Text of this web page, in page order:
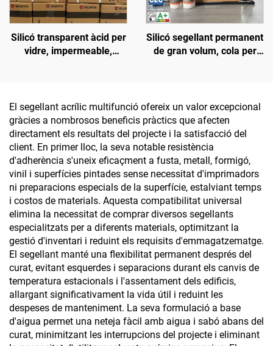
Silicó transparent àcid per
vidre, impermeable,
Silicó segellant permanent
de gran volum, cola per
silicó, duració de 9 mesos
El segellant acrílic multifunció ofereix un valor excepcional
gràcies a nombrosos beneficis pràctics que afecten
directament els resultats del projecte i la satisfacció del
client. En primer lloc, la seva notable resistència
d'adherència s'uneix eficaçment a fusta, metall, formigó,
vinil i superfícies pintades sense necessitat d'imprimadors
ni preparacions especials de la superfície, estalviant temps
i costos de materials. Aquesta compatibilitat universal
elimina la necessitat de comprar diversos segellants
especialitzats per a diferents materials, optimitzant la
gestió d'inventari i reduint els requisits d'emmagatzematge.
El segellant manté una flexibilitat permanent després del
curat, evitant esquerdes i separacions durant els canvis de
temperatura estacionals i l'assentament dels edificis,
allargant significativament la vida útil i reduint les
despeses de manteniment. La seva formulació a base
d'aigua permet una neteja fàcil amb aigua i sabó abans del
curat, minimitzant les interrupcions del projecte i eliminant